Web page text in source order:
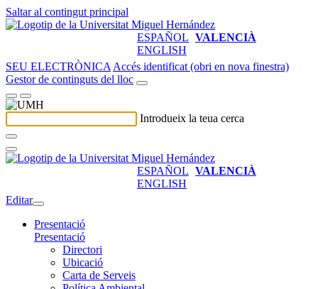
Saltar al contingut principal
ESPAÑOL VALENCIÀ
ENGLISH
SEU ELECTRÒNICA Accés identificat (obri en nova finestra)
Gestor de continguts del lloc
Introdueix la teua cerca
ESPAÑOL VALENCIÀ
ENGLISH
Editar
Presentació
Presentació
Directori
Ubicació
Carta de Serveis